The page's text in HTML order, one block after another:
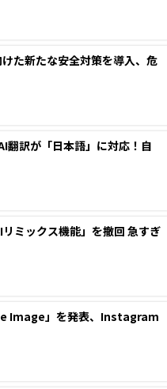
た新たな安全対策を導入、危
翻訳が「日本語」に対応！自
ミックス機能」を撤回 急すぎ
Image」を発表、Instagram